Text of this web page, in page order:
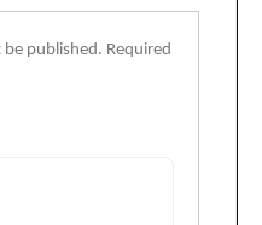
be published. Required